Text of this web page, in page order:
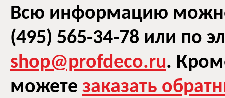
Всю информацию
(495) 565-34-78 или по
shop@profdeco.ru.
можете заказать